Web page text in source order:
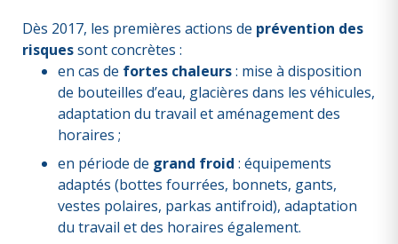
Dès 2017, les premières actions de prévention des
risquessont concrètes :
en cas de fortes chaleurs: mise à disposition
de bouteilles d’eau, glacières dans les véhicules,
adaptation du travail et aménagement des
horaires ;
en période de grand froid : équipements
adaptés (bottes fourrées, bonnets, gants,
vestes polaires, parkas antifroid), adaptation
du travail et des horaires également.